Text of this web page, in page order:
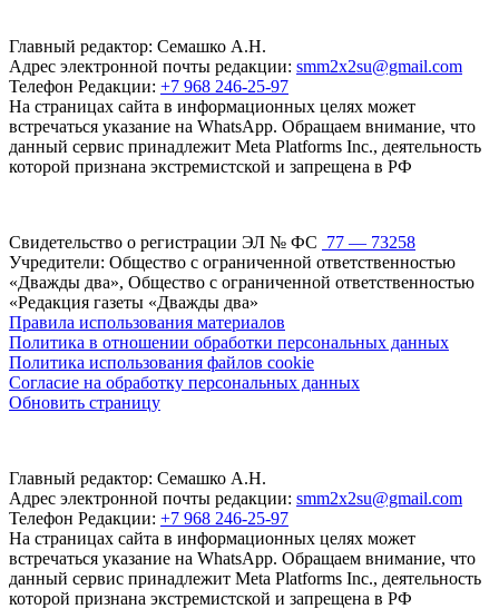
Главный редактор: Семашко А.Н.
Адрес электронной почты редакции: smm2x2su@gmail.com
Телефон Редакции: +7 968 246-25-97
На страницах сайта в информационных целях может
встречаться указание на WhatsApp. Обращаем внимание, что
данный сервис принадлежит Meta Platforms Inc., деятельность
которой признана экстремистской и запрещена в РФ
Свидетельство о регистрации ЭЛ № ФС 77 — 73258
Учредители: Общество с ограниченной ответственностью
«Дважды два», Общество с ограниченной ответственностью
«Редакция газеты «Дважды два»
Правила использования материалов
Политика в отношении обработки персональных данных
Политика использования файлов cookie
Согласие на обработку персональных данных
Обновить страницу
Главный редактор: Семашко А.Н.
Адрес электронной почты редакции: smm2x2su@gmail.com
Телефон Редакции: +7 968 246-25-97
На страницах сайта в информационных целях может
встречаться указание на WhatsApp. Обращаем внимание, что
данный сервис принадлежит Meta Platforms Inc., деятельность
которой признана экстремистской и запрещена в РФ